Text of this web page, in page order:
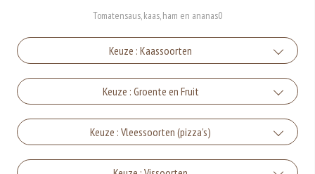
Tomatensaus, kaas, ham en ananas0
Keuze : Kaassoorten
Kaas
+€1.00
Fetakaas
+€1.50
Keuze : Groente en Fruit
Champignons
+€1.00
Keuze : Vleessoorten (pizza's)
Spek